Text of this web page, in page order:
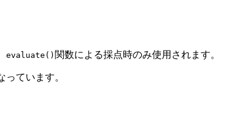
evaluate() 関数による採点時のみ使用されます。
ています。